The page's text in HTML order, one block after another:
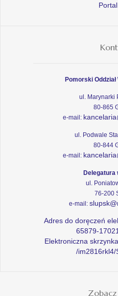
Pomorski Oddział
ul. Marynarki
80-865
e-mail:
ul. Podwale
80-844
e-mail:
Delegatura
ul.
76-200
e-mail:
Adres do doręczeń
65879-
Elektroniczna
/im2816rkl4/
Zobacz